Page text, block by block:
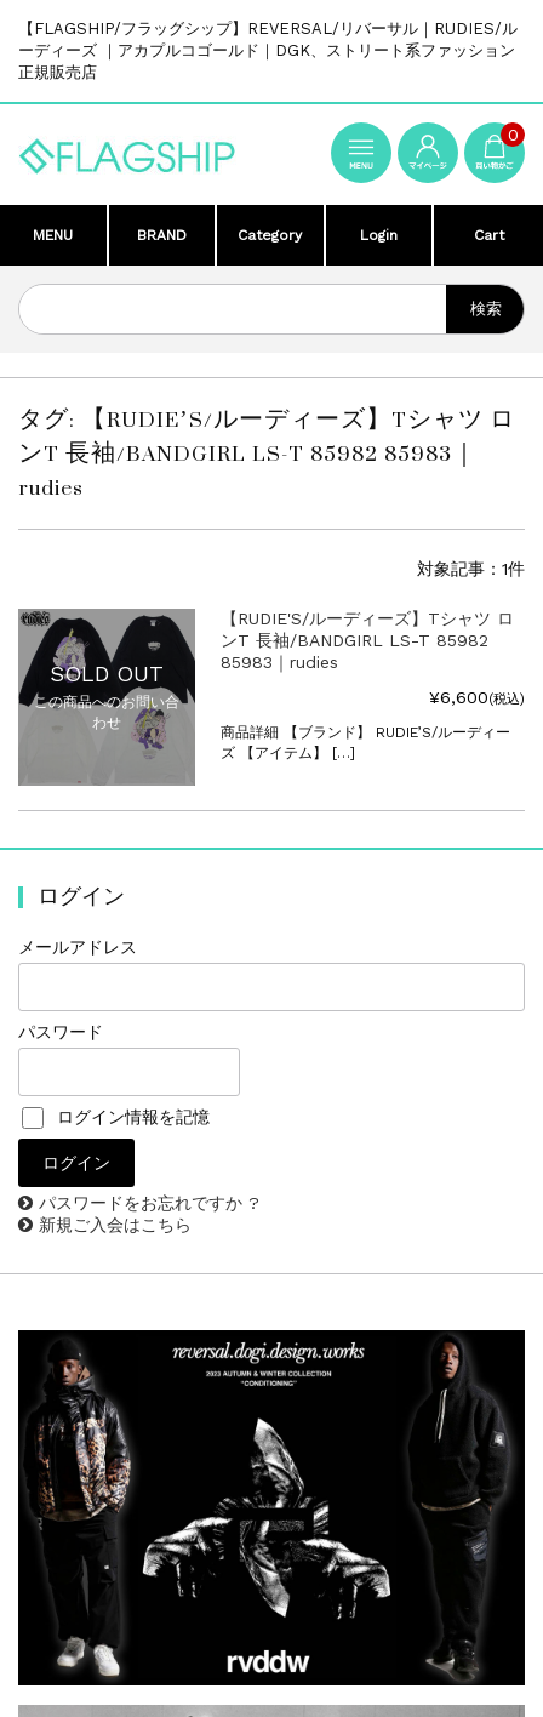
【FLAGSHIP/フラッグシップ】REVERSAL/リバーサル｜RUDIES/ル
ーディーズ ｜アカプルコゴールド｜DGK、ストリート系ファッション
正規販売店
0
MENU BRAND Category Login Cart
タグ: 【RUDIE’S/ルーディーズ】Tシャツ ロ
ンT 長袖/BANDGIRL LS-T 85982 85983｜
rudies
対象記事：1件
SOLD OUT
この商品へのお問い合
わせ
【RUDIE'S/ルーディーズ】Tシャツ ロ
ンT 長袖/BANDGIRL LS-T 85982
85983｜rudies
¥6,600(税込)
商品詳細 【ブランド】 RUDIE’S/ルーディー
ズ 【アイテム】 […]
ログイン
メールアドレス
パスワード
ログイン情報を記憶
パスワードをお忘れですか ?
新規ご入会はこちら